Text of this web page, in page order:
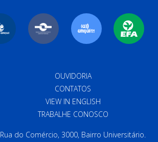
OUVIDORIA
CONTATOS
VIEW IN ENGLISH
TRABALHE CONOSCO
Rua do Comércio, 3000, Bairro Universitário.